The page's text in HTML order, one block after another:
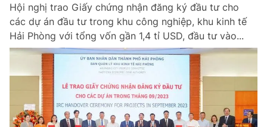
Hội nghị trao Giấy chứng nhận đăng ký đầu tư cho
các dự án đầu tư trong khu công nghiệp, khu kinh tế
Hải Phòng với tổng vốn gần 1,4 tỉ USD, đầu tư vào...